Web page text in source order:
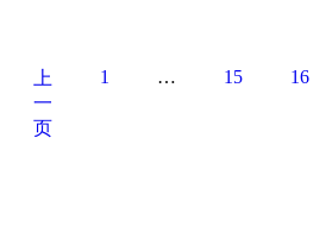
上
一
页
1 … 15 16